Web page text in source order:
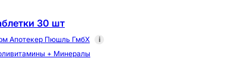
30 шт
Апотекер Пюшль ГмбХ
i
+ Минералы